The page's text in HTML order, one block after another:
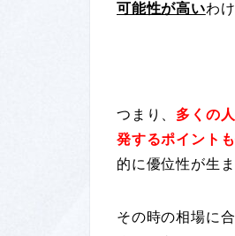
可能性が高いわ
つまり、 多くの
発するポイント
的に優位性が生
その時の相場に